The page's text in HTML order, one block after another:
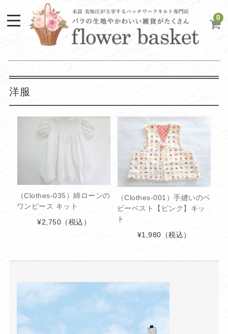
0
洋服
（Clothes-035）綿ローンの
ワンピース キット
¥2,750 （税込）
（Clothes-001）手縫いのベ
ビーベスト【ピンク】キッ
ト
¥1,980 （税込）